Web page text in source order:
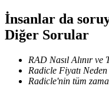
İnsanlar da
Diğer Sorular
RAD Nasıl Alınır ve
Radicle Fiyatı
Radicle'nin tüm